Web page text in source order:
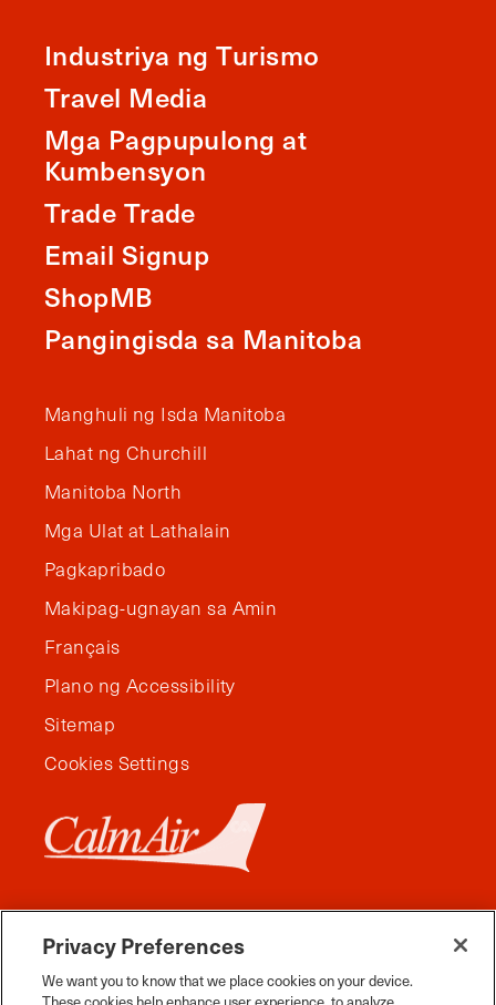
Industriya ng Turismo
Travel Media
Mga Pagpupulong at
Kumbensyon
Trade Trade
Email Signup
ShopMB
Pangingisda sa Manitoba
Manghuli ng Isda Manitoba
Lahat ng Churchill
Manitoba North
Mga Ulat at Lathalain
Pagkapribado
Makipag-ugnayan sa Amin
Français
Plano ng Accessibility
Sitemap
Cookies Settings
Privacy Preferences
We want you to know that we place cookies on your device.